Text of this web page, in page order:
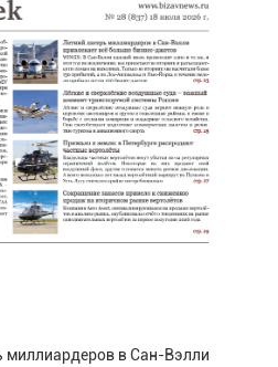
миллиардеров в Сан-Вэлли